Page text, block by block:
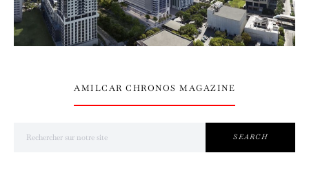
AMILCAR CHRONOS MAGAZINE
SEARCH